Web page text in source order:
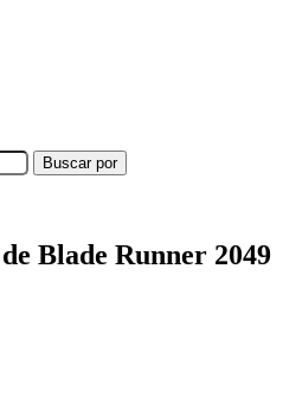
Buscar por
Blade Runner 2049